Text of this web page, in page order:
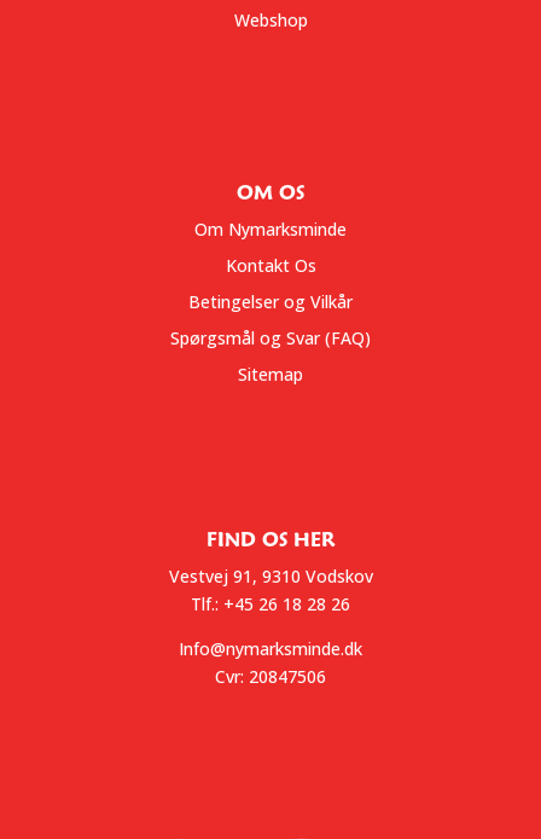
Webshop
OM OS
Om Nymarksminde
Kontakt Os
Betingelser og Vilkår
Spørgsmål og Svar (FAQ)
Sitemap
FIND OS HER
Vestvej 91, 9310 Vodskov
Tlf.: +45 26 18 28 26
Info@nymarksminde.dk
Cvr: 20847506